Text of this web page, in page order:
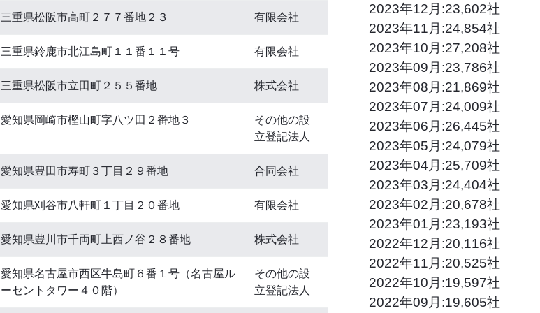
三重県松阪市高町２７７番地２３ 有限会社
三重県鈴鹿市北江島町１１番１１号 有限会社
三重県松阪市立田町２５５番地 株式会社
愛知県岡崎市樫山町字八ツ田２番地３
その他の設
立登記法人
愛知県豊田市寿町３丁目２９番地 合同会社
愛知県刈谷市八軒町１丁目２０番地 有限会社
愛知県豊川市千両町上西ノ谷２８番地 株式会社
愛知県名古屋市西区牛島町６番１号（名古屋ル
ーセントタワー４０階）
その他の設
立登記法人
2023年12月:23,602社
2023年11月:24,854社
2023年10月:27,208社
2023年09月:23,786社
2023年08月:21,869社
2023年07月:24,009社
2023年06月:26,445社
2023年05月:24,079社
2023年04月:25,709社
2023年03月:24,404社
2023年02月:20,678社
2023年01月:23,193社
2022年12月:20,116社
2022年11月:20,525社
2022年10月:19,597社
2022年09月:19,605社